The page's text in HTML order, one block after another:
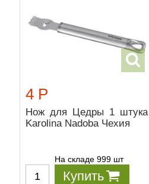
4 Р
Нож для Цедры 1 штука
Karolina Nadoba Чехия
На складе 999 шт
Купить